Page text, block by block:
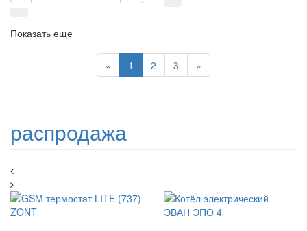
Показать еще
« Previous
1 2 3 »
распродажа